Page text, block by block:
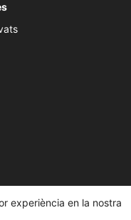
experiència en la nostra